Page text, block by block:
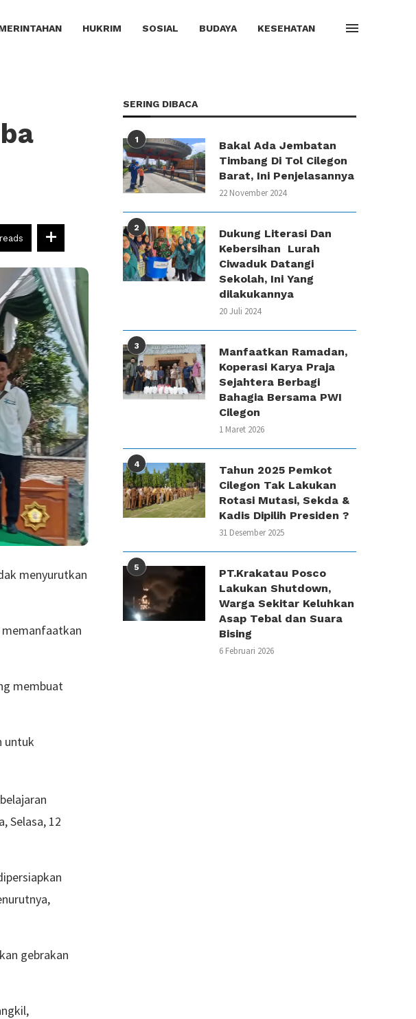
HUKRIM SOSIAL BUDAYA KESEHATAN
menyurutkan
memanfaatkan
membuat
untuk
Selasa, 12
gebrakan
SERING DIBACA
1
Bakal Ada Jembatan
Timbang Di Tol Cilegon
Barat, Ini Penjelasannya
22 November 2024
2
Dukung Literasi Dan
Kebersihan Lurah
Ciwaduk Datangi
Sekolah, Ini Yang
dilakukannya
20 Juli 2024
3
Manfaatkan Ramadan,
Koperasi Karya Praja
Sejahtera Berbagi
Bahagia Bersama PWI
Cilegon
1 Maret 2026
4
Tahun 2025 Pemkot
Cilegon Tak Lakukan
Rotasi Mutasi, Sekda &
Kadis Dipilih Presiden ?
31 Desember 2025
5
PT.Krakatau Posco
Lakukan Shutdown,
Warga Sekitar Keluhkan
Asap Tebal dan Suara
Bising
6 Februari 2026